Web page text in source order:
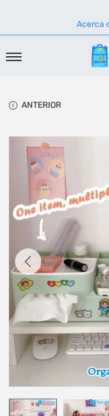
Acerca
ANTERIOR